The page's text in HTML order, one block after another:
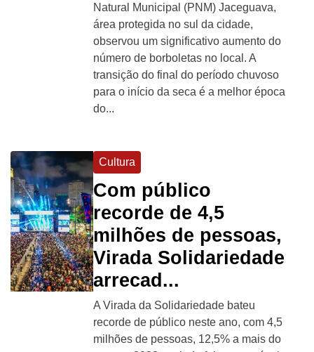
Natural Municipal (PNM) Jaceguava,
área protegida no sul da cidade,
observou um significativo aumento do
número de borboletas no local. A
transição do final do período chuvoso
para o início da seca é a melhor época
do...
Cultura
Com público
recorde de 4,5
milhões de pessoas,
Virada Solidariedade
arrecad...
A Virada da Solidariedade bateu
recorde de público neste ano, com 4,5
milhões de pessoas, 12,5% a mais do